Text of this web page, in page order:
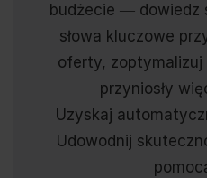
budżecie ― dowiedz
słowa kluczowe
oferty, zoptymalizuj
przyniosły
Uzyskaj
Udowodnij